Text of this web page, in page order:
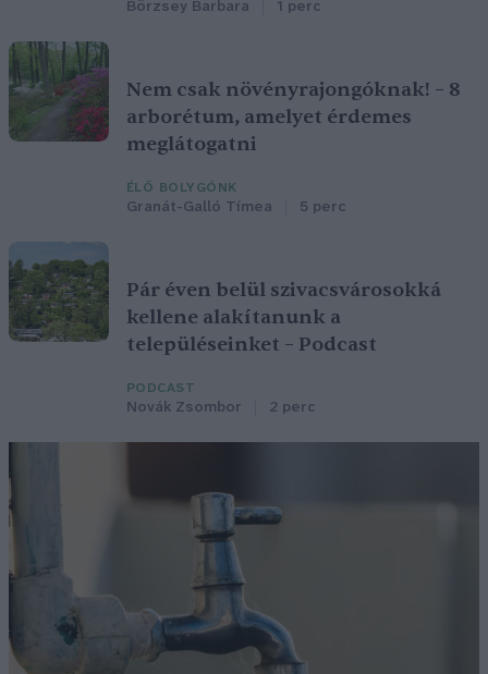
Börzsey Barbara 1 perc
Nem csak növényrajongóknak! – 8
arborétum, amelyet érdemes
meglátogatni
ÉLŐ BOLYGÓNK
Granát-Galló Tímea 5 perc
Pár éven belül szivacsvárosokká
kellene alakítanunk a
településeinket – Podcast
PODCAST
Novák Zsombor 2 perc